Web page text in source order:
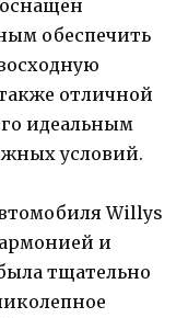
обеспечить
отличной
идеальным
условий.
Willys
и
тщательно